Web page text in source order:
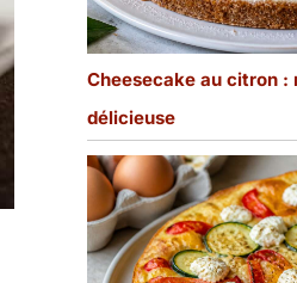
Cheesecake au citron
délicieuse